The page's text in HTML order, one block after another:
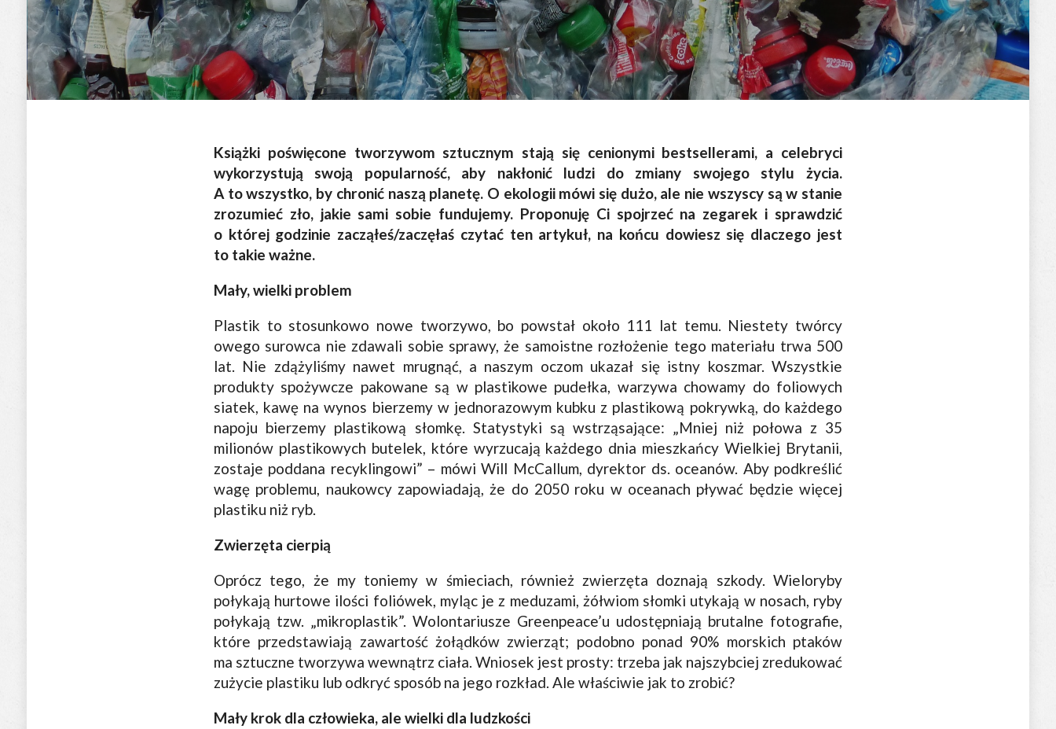
Książki poświęcone tworzywom sztucznym stają się cenionymi bestsellerami, a celebryci
wykorzystują swoją popularność, aby nakłonić ludzi do zmiany swojego stylu życia.
A to wszystko, by chronić naszą planetę. O ekologii mówi się dużo, ale nie wszyscy są w stanie
zrozumieć zło, jakie sami sobie fundujemy. Proponuję Ci spojrzeć na zegarek i sprawdzić
o której godzinie zacząłeś/zaczęłaś czytać ten artykuł, na końcu dowiesz się dlaczego jest
to takie ważne.
Mały, wielki problem
Plastik to stosunkowo nowe tworzywo, bo powstał około 111 lat temu. Niestety twórcy
owego surowca nie zdawali sobie sprawy, że samoistne rozłożenie tego materiału trwa 500
lat. Nie zdążyliśmy nawet mrugnąć, a naszym oczom ukazał się istny koszmar. Wszystkie
produkty spożywcze pakowane są w plastikowe pudełka, warzywa chowamy do foliowych
siatek, kawę na wynos bierzemy w jednorazowym kubku z plastikową pokrywką, do każdego
napoju bierzemy plastikową słomkę. Statystyki są wstrząsające: „Mniej niż połowa z 35
milionów plastikowych butelek, które wyrzucają każdego dnia mieszkańcy Wielkiej Brytanii,
zostaje poddana recyklingowi” – mówi Will McCallum, dyrektor ds. oceanów. Aby podkreślić
wagę problemu, naukowcy zapowiadają, że do 2050 roku w oceanach pływać będzie więcej
plastiku niż ryb.
Zwierzęta cierpią
Oprócz tego, że my toniemy w śmieciach, również zwierzęta doznają szkody. Wieloryby
połykają hurtowe ilości foliówek, myląc je z meduzami, żółwiom słomki utykają w nosach, ryby
połykają tzw. „mikroplastik”. Wolontariusze Greenpeace’u udostępniają brutalne fotografie,
które przedstawiają zawartość żołądków zwierząt; podobno ponad 90% morskich ptaków
ma sztuczne tworzywa wewnątrz ciała. Wniosek jest prosty: trzeba jak najszybciej zredukować
zużycie plastiku lub odkryć sposób na jego rozkład. Ale właściwie jak to zrobić?
Mały krok dla człowieka, ale wielki dla ludzkości